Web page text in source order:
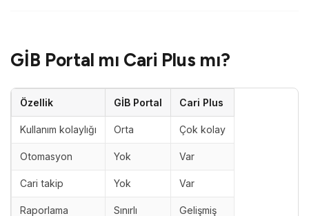
GİB Portal mı Cari Plus mı?
Özellik GİB Portal Cari Plus
Kullanım kolaylığı Orta Çok kolay
Otomasyon Yok Var
Cari takip Yok Var
Raporlama Sınırlı Gelişmiş